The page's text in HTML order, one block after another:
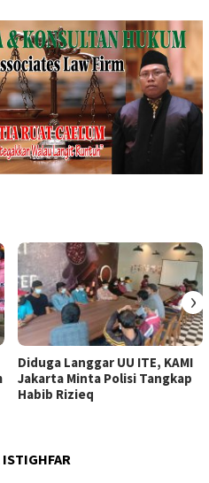
Diduga Langgar UU ITE, KAMI
Jakarta Minta Polisi Tangkap
Habib Rizieq
›